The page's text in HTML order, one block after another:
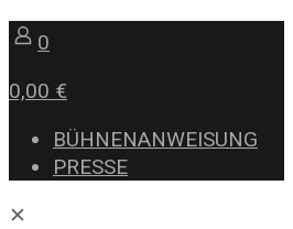
0
0,00 €
BÜHNENANWEISUNG
PRESSE
✕